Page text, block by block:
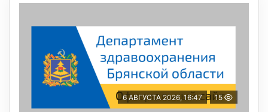
6 АВГУСТА 2026, 16:47 15